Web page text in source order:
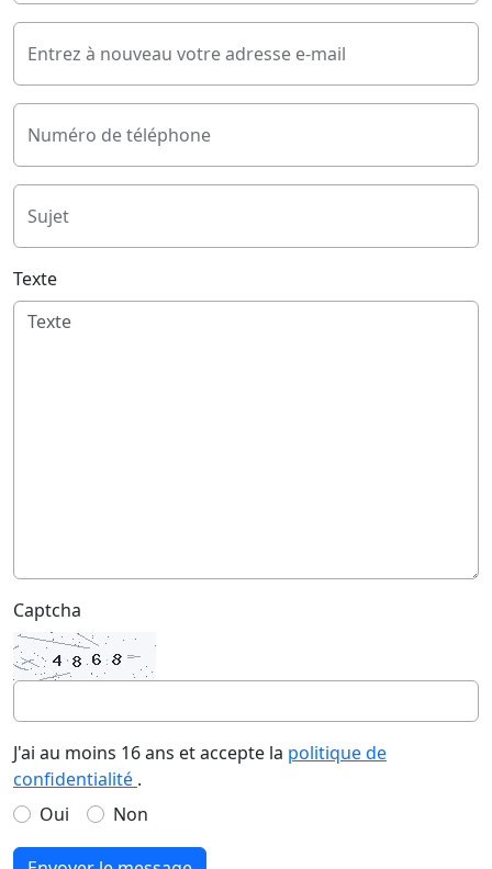
Entrez à nouveau votre adresse e-mail
Numéro de téléphone
Sujet
Texte
Captcha
J'ai au moins 16 ans et accepte la politique de
confidentialité .
Oui
Non